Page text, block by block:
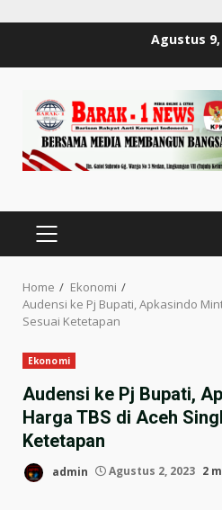
Agustus 9,
PRIMARY
MENU
Home
Ekonomi
Audensi ke Pj Bupati, Apkasindo
Sesuai Ketetapan
Ekonomi
Audensi ke Pj Bupati,
Harga TBS di Aceh
Ketetapan
admin Agustus 2, 2023 2